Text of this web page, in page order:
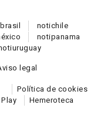
brasil notichile
notipanama
uruguay
legal
Política de cookies
Hemeroteca